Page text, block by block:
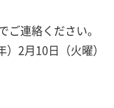
連絡ください。
2月10日（火曜）